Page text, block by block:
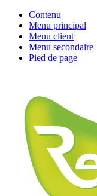
Contenu
Menu principal
Menu client
Menu secondaire
Pied de page